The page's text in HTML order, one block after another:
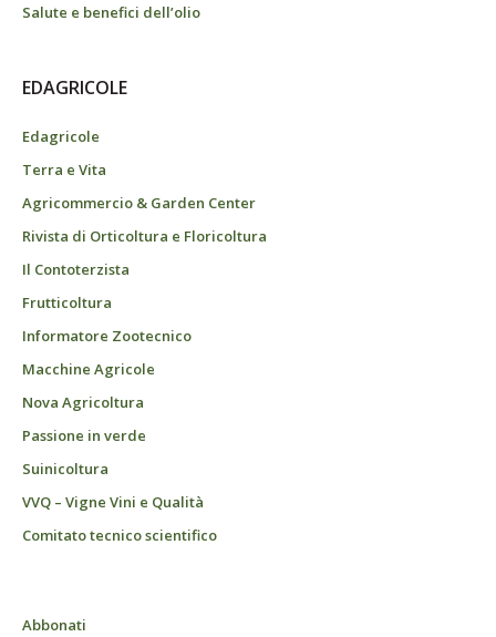
Salute e benefici dell’olio
EDAGRICOLE
Edagricole
Terra e Vita
Agricommercio & Garden Center
Rivista di Orticoltura e Floricoltura
Il Contoterzista
Frutticoltura
Informatore Zootecnico
Macchine Agricole
Nova Agricoltura
Passione in verde
Suinicoltura
VVQ – Vigne Vini e Qualità
Comitato tecnico scientifico
Abbonati